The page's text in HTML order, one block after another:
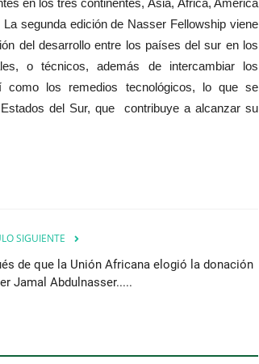
segunda edición de Nasser Fellowship viene
del desarrollo entre los países del sur en los
o técnicos, además de intercambiar los
como los remedios tecnológicos, lo que se
del Sur, que contribuye a alcanzar su
SIGUIENTE
de que la Unión Africana elogió la donación
Jamal Abdulnasser.....